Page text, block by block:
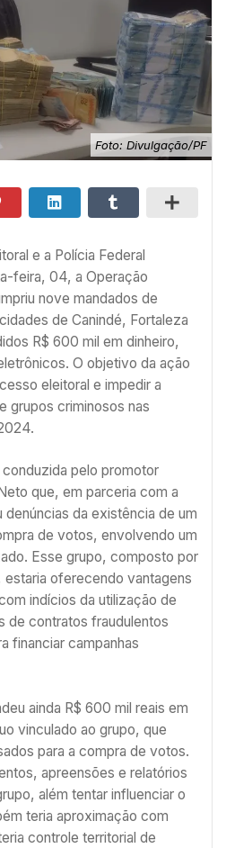
Foto: Divulgação/PF
e a Polícia Federal
feira, 04, a Operação
nove mandados de
de Canindé, Fortaleza
R$ 600 mil em dinheiro,
O objetivo da ação
eleitoral e impedir a
grupos criminosos nas
pelo promotor
que, em parceria com a
denúncias da existência de um
de votos, envolvendo um
Esse grupo, composto por
oferecendo vantagens
indícios da utilização de
de contratos fraudulentos
financiar campanhas
ainda R$ 600 mil reais em
vinculado ao grupo, que
para a compra de votos.
apreensões e relatórios
além tentar influenciar o
teria aproximação com
controle territorial de